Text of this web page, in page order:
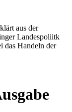
aus der
Landespoliitk
das Handeln der